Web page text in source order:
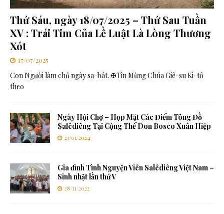
Thứ Sáu, ngày 18/07/2025 – Thứ Sau Tuần
XV : Trái Tim Của Lề Luật Là Lòng Thương
Xót
17/07/2025
Con Người làm chủ ngày sa-bát. ✠Tin Mừng Chúa Giê-su Ki-tô
theo
Ngày Hội Chợ – Họp Mặt Các Điểm Tông Đồ
Salêdiêng Tại Cộng Thể Don Bosco Xuân Hiệp
23/01/2024
Gia đình Tình Nguyện Viên Salêdiêng Việt Nam –
Sinh nhật lần thứ V
28/11/2022